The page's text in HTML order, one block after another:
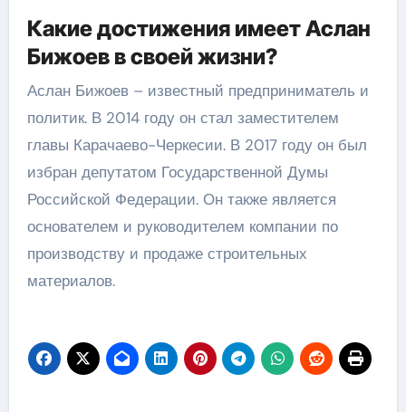
Какие достижения имеет Аслан
Бижоев в своей жизни?
Аслан Бижоев – известный предприниматель и
политик. В 2014 году он стал заместителем
главы Карачаево-Черкесии. В 2017 году он был
избран депутатом Государственной Думы
Российской Федерации. Он также является
основателем и руководителем компании по
производству и продаже строительных
материалов.